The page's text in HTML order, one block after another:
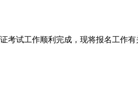
考试工作顺利完成，现将报名工作